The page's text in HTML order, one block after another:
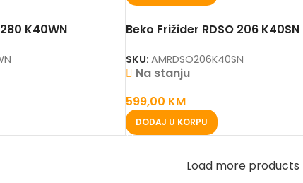
K40WN Beko Frižider RDSO 206 K40SN
SKU: AMRDSO206K40SN
Na stanju
599,00 KM
DODAJ U KORPU
Load more products